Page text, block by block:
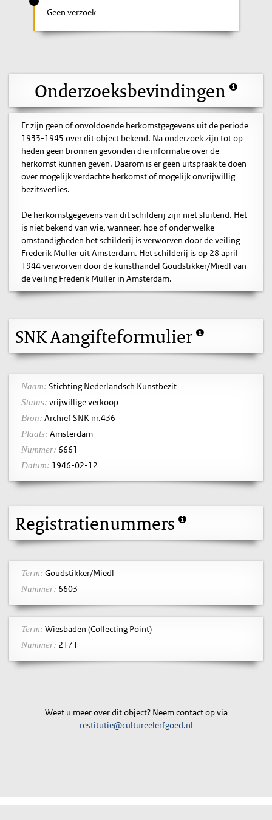
Geen verzoek
Onderzoeksbevindingen
Er zijn geen of onvoldoende herkomstgegevens uit de periode
1933-1945 over dit object bekend. Na onderzoek zijn tot op
heden geen bronnen gevonden die informatie over de
herkomst kunnen geven. Daarom is er geen uitspraak te doen
over mogelijk verdachte herkomst of mogelijk onvrijwillig
bezitsverlies.
De herkomstgegevens van dit schilderij zijn niet sluitend. Het
is niet bekend van wie, wanneer, hoe of onder welke
omstandigheden het schilderij is verworven door de veiling
Frederik Muller uit Amsterdam. Het schilderij is op 28 april
1944 verworven door de kunsthandel Goudstikker/Miedl van
de veiling Frederik Muller in Amsterdam.
SNK Aangifteformulier
Naam: Stichting Nederlandsch Kunstbezit
Status: vrijwillige verkoop
Bron: Archief SNK nr.436
Plaats: Amsterdam
Nummer: 6661
Datum: 1946-02-12
Registratienummers
Term: Goudstikker/Miedl
Nummer: 6603
Term: Wiesbaden (Collecting Point)
Nummer: 2171
Weet u meer over dit object? Neem contact op via
restitutie@cultureelerfgoed.nl